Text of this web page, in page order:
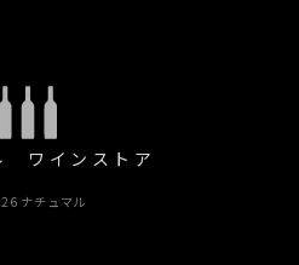
ワインストア
ナチュマル